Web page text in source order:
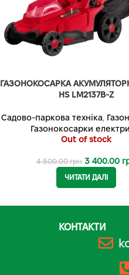
ГАЗОНОКОСАРКА
HS LM2137B-Z
Садово-паркова техніка,
Газонокосарки
Out of stock
4 500.00грн 3 400.00
ЧИТАТИ ДАЛІ
КОНТАКТИ